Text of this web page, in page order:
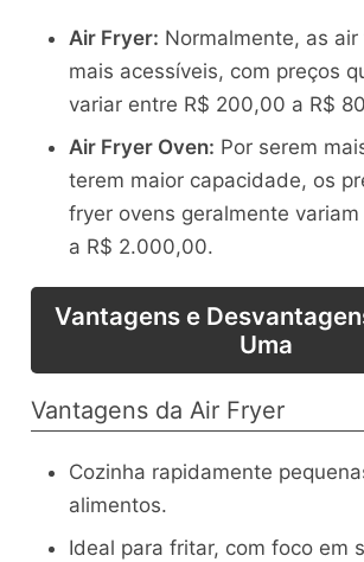
Air Fryer: Normalmente, as
mais acessíveis, com preços
variar entre R$ 200,00 a R$
Air Fryer Oven: Por serem
terem maior capacidade, os
fryer ovens geralmente
a R$ 2.000,00.
Vantagens e
Uma
Vantagens da Air Fryer
Cozinha rapidamente
alimentos.
Ideal para fritar, com foco em